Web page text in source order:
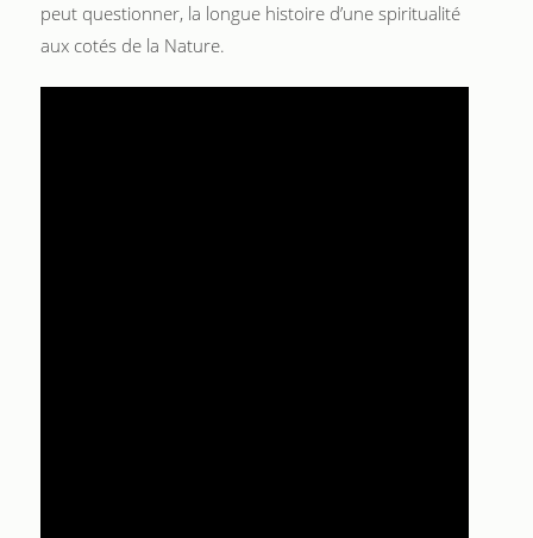
peut questionner, la longue histoire d’une spiritualité
aux cotés de la Nature.